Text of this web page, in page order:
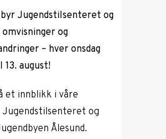
Jugendstilsenteret og
og
– hver onsdag
13. august!
et innblikk i våre
og
Ålesund.